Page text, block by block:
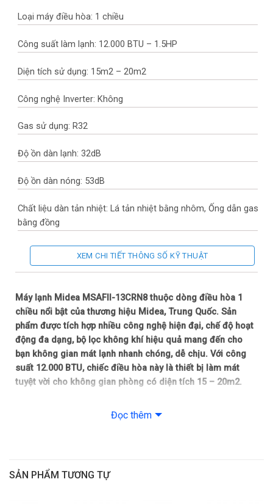
Loại máy điều hòa: 1 chiều
Công suất làm lạnh: 12.000 BTU – 1.5HP
Diện tích sử dụng: 15m2 – 20m2
Công nghệ Inverter: Không
Gas sử dụng: R32
Độ ồn dàn lạnh: 32dB
Độ ồn dàn nóng: 53dB
Chất liệu dàn tản nhiệt: Lá tản nhiệt bằng nhôm, Ống dẫn gas
bằng đồng
Mức tiêu thụ điện năng
Nhãn năng lượng tiết kiệm: 3 sao
CSPF: 3.62
Công nghệ làm lạnh
Công nghệ làm lạnh: Turbo
Tính năng: Chế độ Sleep, Chức năng Follow Me, Hẹn giờ
Bật/Tắt, Tự khởi động lại khi có điện, Tự làm sạch dàn lạnh
XEM CHI TIẾT THÔNG SỐ KỸ THUẬT
Máy lạnh Midea MSAFII-13CRN8 thuộc dòng điều hòa 1
chiều nổi bật của thương hiệu Midea, Trung Quốc. Sản
phẩm được tích hợp nhiều công nghệ hiện đại, chế độ hoạt
động đa dạng, bộ lọc không khí hiệu quả mang đến cho
bạn không gian mát lạnh nhanh chóng, dễ chịu. Với công
suất 12.000 BTU, chiếc điều hòa này là thiết bị làm mát
tuyệt vời cho không gian phòng có diện tích 15 – 20m2.
ngang gọn gàng, lắp đặt treo tường dễ dàng giúp bạn tối ưu
diện tích sử dụng hiệu quả.
Đọc thêm
SẢN PHẨM TƯƠNG TỰ